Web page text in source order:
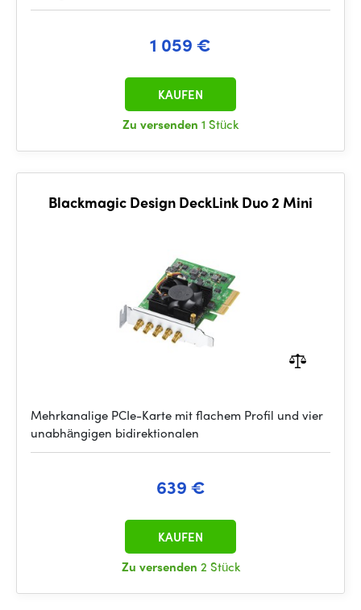
1 059 €
Zu versenden 1 Stück
KAUFEN
Blackmagic Design DeckLink Duo 2 Mini
Mehrkanalige PCIe-Karte mit flachem Profil und vier
unabhängigen bidirektionalen
639 €
Zu versenden 2 Stück
KAUFEN